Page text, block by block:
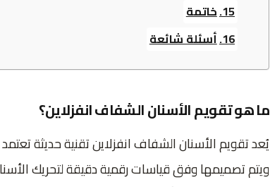
خاتمة
أسئلة شائعة
ما هو تقويم الأسنان الشفاف انفزلاين؟
يُعد تقويم الأسنان الشفاف انفزلاين تقنية حديثة
ويتم تصميمها وفق قياسات رقمية دقيقة لتحريك